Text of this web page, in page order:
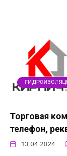
Торговая
телефон,
13.04.2024